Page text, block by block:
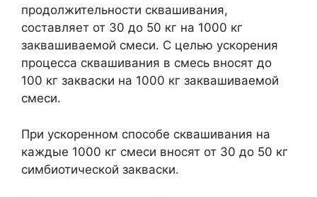
продолжительности сквашивания,
составляет от 30 до 50 кг на 1000 кг
заквашиваемой смеси. С целью ускорения
процесса сквашивания в смесь вносят до
100 кг закваски на 1000 кг заквашиваемой
смеси.
При ускоренном способе сквашивания на
каждые 1000 кг смеси вносят от 30 до 50 кг
симбиотической закваски.